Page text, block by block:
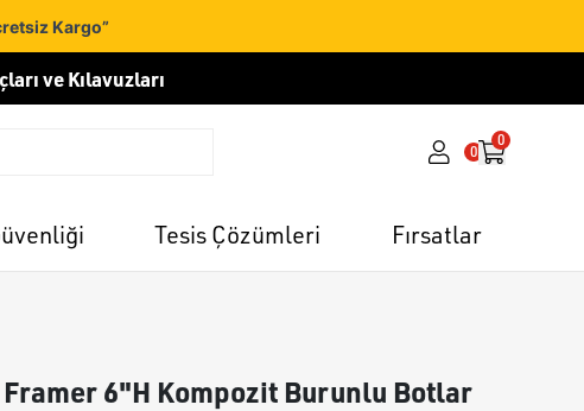
Kargo”
ve Kılavuzları
0
0
Tesis Çözümleri Fırsatlar
6"H Kompozit Burunlu Botlar